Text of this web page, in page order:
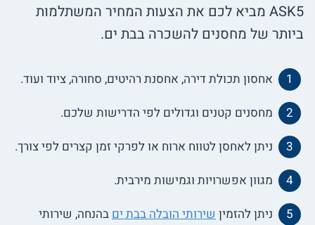
ASK5 מביא לכם את הצעות המחיר המשתלמות
ביותר של מחסנים להשכרה בבת ים.
אחסון תכולת דירה, אחסנת רהיטים, סחורה, ציוד ועוד.
מחסנים קטנים וגדולים לפי הדרישות שלכם.
ניתן לאחסן לטווח ארוח או לפרקי זמן קצרים לפי צורך.
מגוון אפשרויות וגמישות מירבית.
ניתן להזמין שירותי הובלה בבת ים בהנחה, שירותי